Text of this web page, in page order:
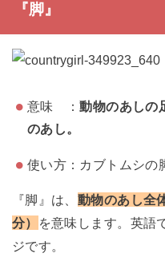
『脚』
意味 ：動物のあしの
のあし。
使い方：カブトムシの
『脚』は、 動物のあし全
分）
を意味します。英語
ジです。